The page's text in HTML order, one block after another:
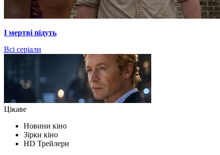
І мертві підуть
Всі серіали
Цікаве
Новини кіно
Зірки кіно
HD Трейлери